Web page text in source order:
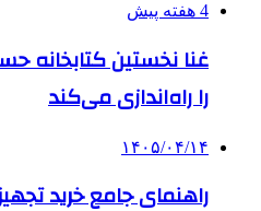
4 هفته پیش
غنا نخستین کتابخانه
را راه‌اندازی می‌کند
۱۴۰۵/۰۴/۱۴
راهنمای جامع خرید